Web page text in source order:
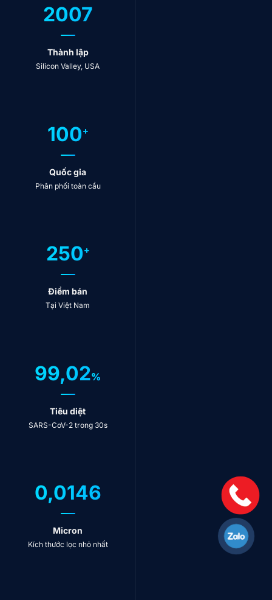
2007
Thành lập
Silicon Valley, USA
100+
Quốc gia
Phân phối toàn cầu
250+
Điểm bán
Tại Việt Nam
99,02%
Tiêu diệt
SARS-CoV-2 trong 30s
0,0146
Micron
Kích thước lọc nhỏ nhất